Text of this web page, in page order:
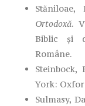
Stăniloae,
Ortodoxă.
Biblic și
Române.
Steinbock,
York:
Sulmasy,